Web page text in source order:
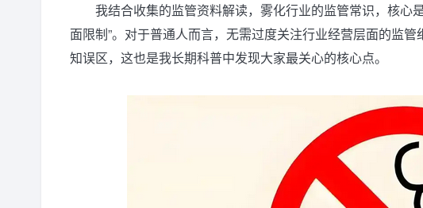
我结合收集的监管资料解读，雾化行业的监管常识，核心
面限制”。对于普通人而言，无需过度关注行业经营层面的监
知误区，这也是我长期科普中发现大家最关心的核心点。